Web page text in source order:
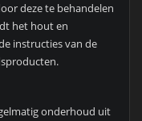
deze te behandelen
het hout en
instructies van de
onderhoud uit